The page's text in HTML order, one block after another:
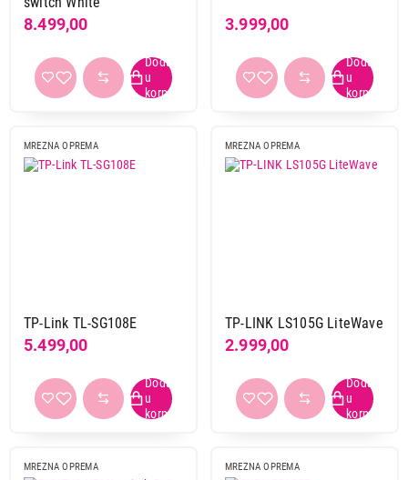
8.499,00 3.999,00
MREZNA OPREMA
TP-Link TL-SG108E
5.499,00
MREZNA OPREMA
TP-LINK LS105G LiteWave
2.999,00
MREZNA OPREMA MREZNA OPREMA
MREŽNA OPREMA
TP LINK TL-SG1008D